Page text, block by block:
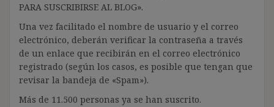
PARA SUSCRIBIRSE AL BLOG».
Una vez facilitado el nombre de usuario y el correo
electrónico, deberán verificar la contraseña a través
de un enlace que recibirán en el correo electrónico
registrado (según los casos, es posible que tengan que
revisar la bandeja de «Spam»).
Más de 11.500 personas ya se han suscrito.